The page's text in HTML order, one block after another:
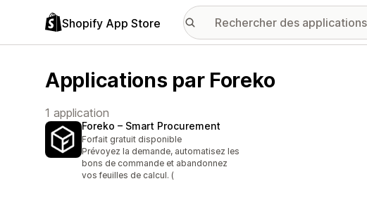
Shopify App Store
Applications par Foreko
1 application
Foreko – Smart Procurement
Forfait gratuit disponible
Prévoyez la demande, automatisez les
bons de commande et abandonnez
vos feuilles de calcul. (